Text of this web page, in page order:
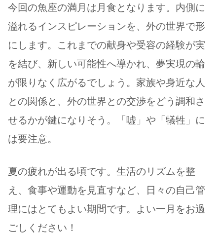
今回の魚座の満月は月食となります。内側に
溢れるインスピレーションを、外の世界で形
にします。これまでの献身や受容の経験が実
を結び、新しい可能性へ導かれ、夢実現の輪
が限りなく広がるでしょう。家族や身近な人
との関係と、外の世界との交渉をどう調和さ
せるかが鍵になりそう。「嘘」や「犠牲」に
は要注意。
夏の疲れが出る頃です。生活のリズムを整
え、食事や運動を見直すなど、日々の自己管
理にはとてもよい期間です。よい一月をお過
ごしください！